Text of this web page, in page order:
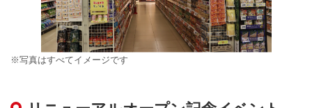
※写真はすべてイメージです